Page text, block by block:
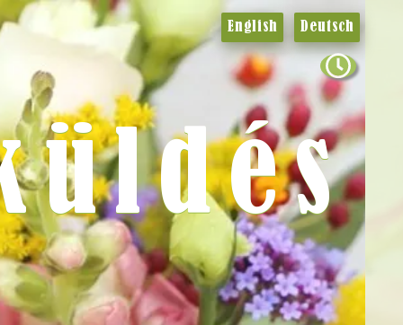
English Deutsch